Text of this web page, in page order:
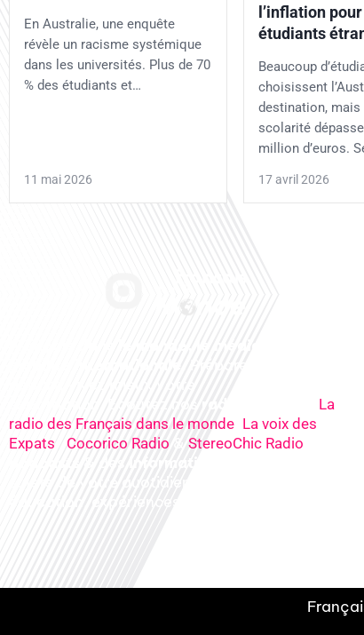
En Australie, une enquête
révèle un racisme systémique
dans les universités. Plus de 70
% des étudiants et…
11 mai 2026
l’inflation
étudiants
Beaucoup
choisissent
destination,
scolarité
million d’euros.
17 avril 2026
La
radio des Français dans le monde La voix des
Expats
Cocorico Radio StereoChic Radio